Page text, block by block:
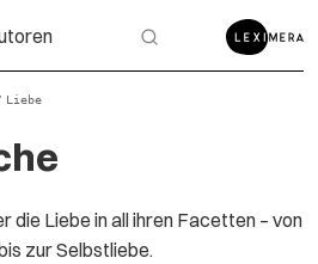
Liebe
die Liebe in all ihren Facetten – von
zur Selbstliebe.